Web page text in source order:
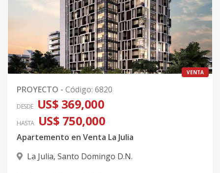
VENTA
PROYECTO - Código: 6820
DESDE US$ 369,000
HASTA US$ 750,000
Apartemento en Venta La Julia
La Julia, Santo Domingo D.N.